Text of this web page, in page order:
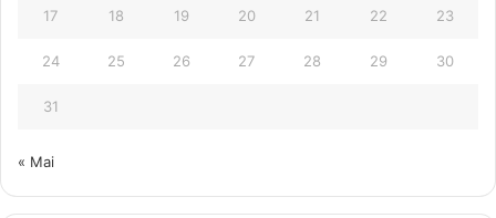
17 18 19 20 21 22 23
24 25 26 27 28 29 30
31
« Mai